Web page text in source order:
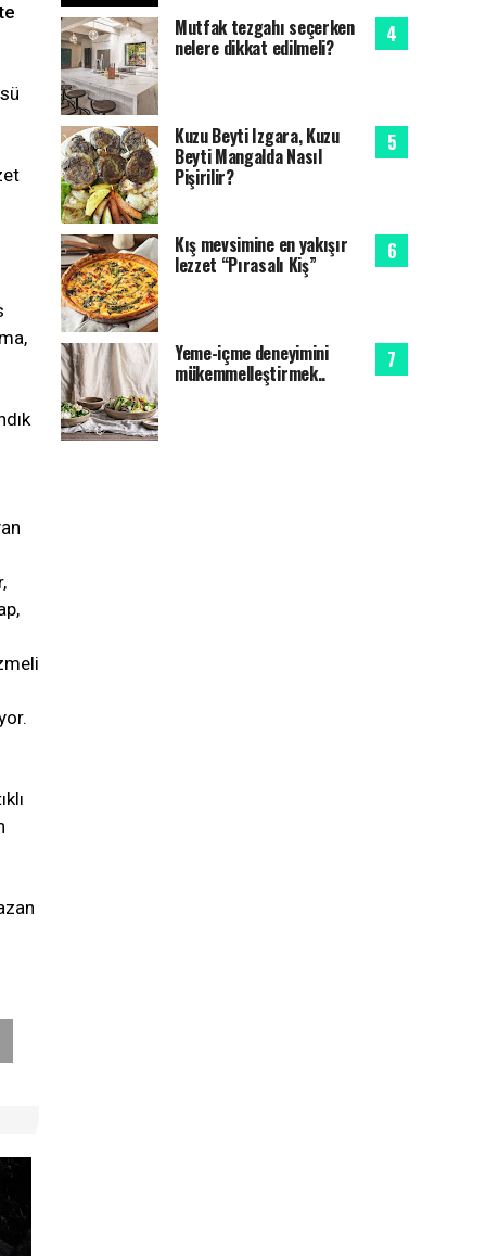
Mutfak tezgahı seçerken
nelere dikkat edilmeli?
Kuzu Beyti Izgara, Kuzu
Beyti Mangalda Nasıl
Pişirilir?
Kış mevsimine en yakışır
lezzet “Pırasalı Kiş”
Yeme-içme deneyimini
mükemmelleştirmek..